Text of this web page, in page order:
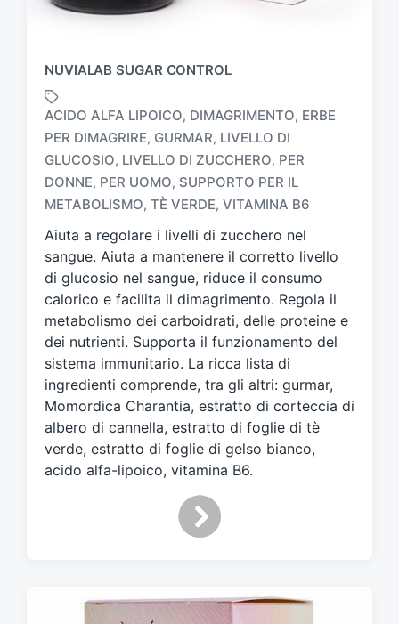
NUVIALAB SUGAR CONTROL
T
a
g
a
t
o
o
n
ACIDO ALFA LIPOICO, DIMAGRIMENTO, ERBE
PER DIMAGRIRE, GURMAR, LIVELLO DI
GLUCOSIO, LIVELLO DI ZUCCHERO, PER
DONNE, PER UOMO, SUPPORTO PER IL
METABOLISMO, TÈ VERDE, VITAMINA B6
Aiuta a regolare i livelli di zucchero nel
sangue. Aiuta a mantenere il corretto livello
di glucosio nel sangue, riduce il consumo
calorico e facilita il dimagrimento. Regola il
metabolismo dei carboidrati, delle proteine e
dei nutrienti. Supporta il funzionamento del
sistema immunitario. La ricca lista di
ingredienti comprende, tra gli altri: gurmar,
Momordica Charantia, estratto di corteccia di
albero di cannella, estratto di foglie di tè
verde, estratto di foglie di gelso bianco,
acido alfa-lipoico, vitamina B6.